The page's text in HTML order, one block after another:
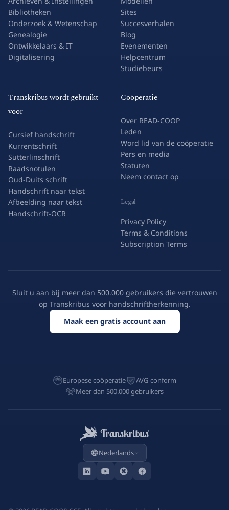
Bibliotheken
Onderzoek & Wetenschap
Genealogie
Ontwikkelaars & IT
Digitalisering
Sites
Succesverhalen
Blog
Evenementen
Helpcentrum
Studiebeurs
Transkribus wordt gebruikt
voor
Cursief handschrift
Kurrentschrift
Sütterlinschrift
Raadsnotulen
Oud-Duits schrift
Handschrift naar tekst
Afbeelding naar tekst
Handschrift-OCR
Coöperatie
Over READ-COOP
Leden
Word lid van de coöperatie
Pers en media
Statuten
Neem contact op
Legal
Privacy Policy
Terms & Conditions
Subscription Terms
Sluit u aan bij meer dan 500.000 gebruikers die vertrouwen
op Transkribus voor handschriftherkenning.
Maak een gratis account aan
Europese coöperatie
AVG-conform
Meer dan 500.000 gebruikers
Nederlands